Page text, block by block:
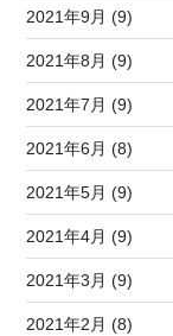
2021年9月 (9)
2021年8月 (9)
2021年7月 (9)
2021年6月 (8)
2021年5月 (9)
2021年4月 (9)
2021年3月 (9)
2021年2月 (8)